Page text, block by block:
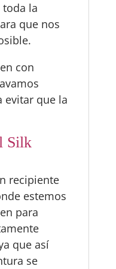
la
que nos
con
evitar que la
Silk
recipiente
estemos
para
que así
se